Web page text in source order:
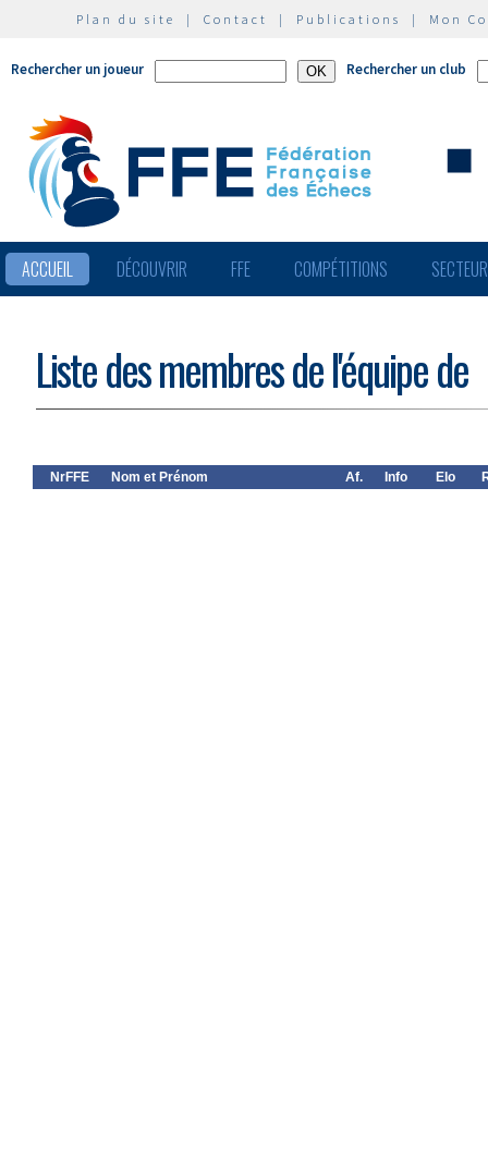
Plan du site | Contact | Publications | Mon
Rechercher un joueur Rechercher un club
ACCUEIL DÉCOUVRIR FFE COMPÉTITIONS
Liste des membres de l'équipe de
NrFFE Nom et Prénom Af. Info Elo